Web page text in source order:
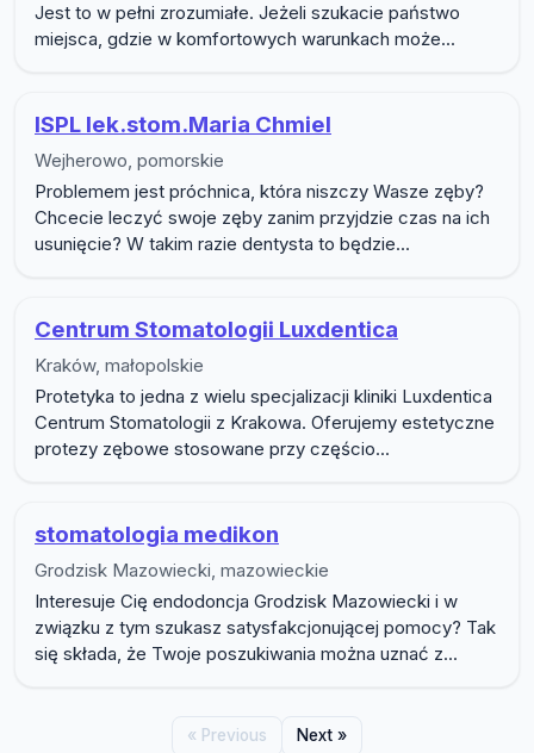
Jest to w pełni zrozumiałe. Jeżeli szukacie państwo
miejsca, gdzie w komfortowych warunkach może...
ISPL lek.stom.Maria Chmiel
Wejherowo, pomorskie
Problemem jest próchnica, która niszczy Wasze zęby?
Chcecie leczyć swoje zęby zanim przyjdzie czas na ich
usunięcie? W takim razie dentysta to będzie...
Centrum Stomatologii Luxdentica
Kraków, małopolskie
Protetyka to jedna z wielu specjalizacji kliniki Luxdentica
Centrum Stomatologii z Krakowa. Oferujemy estetyczne
protezy zębowe stosowane przy częścio...
stomatologia medikon
Grodzisk Mazowiecki, mazowieckie
Interesuje Cię endodoncja Grodzisk Mazowiecki i w
związku z tym szukasz satysfakcjonującej pomocy? Tak
się składa, że Twoje poszukiwania można uznać z...
« Previous Next »